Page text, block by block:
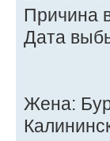
Причина
Дата
Жена: